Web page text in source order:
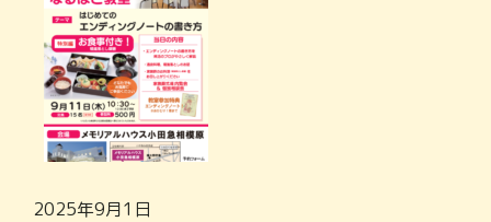
2025年9月1日